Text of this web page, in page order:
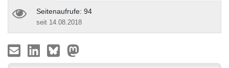
Seitenaufrufe: 94
seit 14.08.2018